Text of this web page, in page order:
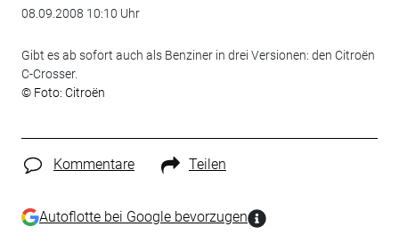
08.09.2008 10:10 Uhr
Gibt es ab sofort auch als Benziner in drei Versionen: den Citroën
C-Crosser.
© Foto: Citroën
Kommentare Teilen
Autoflotte bei Google bevorzugen